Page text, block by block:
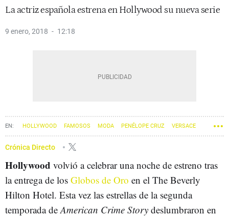
La actriz española estrena en Hollywood su nueva serie
9 enero, 2018 12:18
HOLLYWOOD FAMOSOS MODA PENÉLOPE CRUZ VERSACE
Crónica Directo
Hollywood volvió a celebrar una noche de estreno tras
la entrega de los Globos de Oro en el The Beverly
Hilton Hotel. Esta vez las estrellas de la segunda
temporada deAmerican Crime Story deslumbraron en